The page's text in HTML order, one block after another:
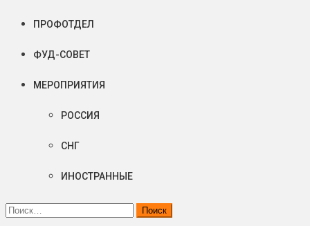
ПРОФОТДЕЛ
ФУД-СОВЕТ
МЕРОПРИЯТИЯ
РОССИЯ
СНГ
ИНОСТРАННЫЕ
Найти: